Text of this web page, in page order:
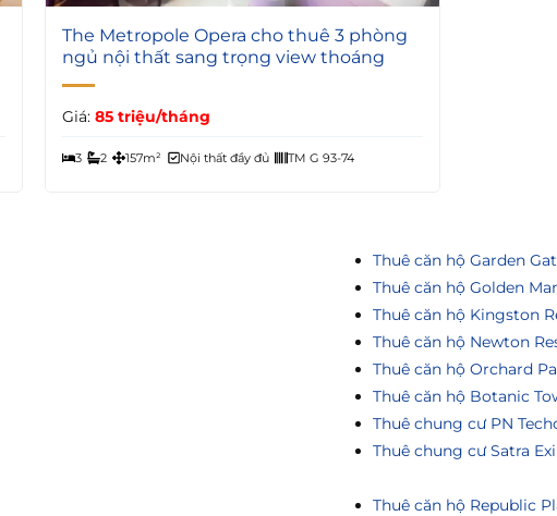
7
The Metropole Opera cho thuê 3 phòng
ngủ nội thất sang trọng view thoáng
Giá: 85 triệu/tháng
3 2 157m² Nội thất đầy đủ TM G 93-74
Thuê căn hộ Garden
Thuê căn hộ Golden
Thuê căn hộ Kingston
Thuê căn hộ Newton
Thuê căn hộ Orchard
Thuê căn hộ Botanic
Thuê chung cư PN
Thuê chung cư Satra
Thuê căn hộ Republic